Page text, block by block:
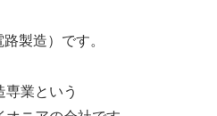
製造）です。
専業という